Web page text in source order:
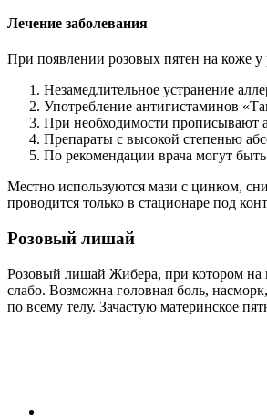
Лечение заболевания
При появлении розовых пятен на коже у
Незамедлительное устранение
Употребление антигистаминов
При необходимости прописывают
Препараты с высокой степенью
По рекомендации врача могут
Местно используются мази с цинком,
проводится только в стационаре под
Розовый лишай
Розовый лишай Жибера, при котором на
слабо. Возможна головная боль,
по всему телу. Зачастую материнское